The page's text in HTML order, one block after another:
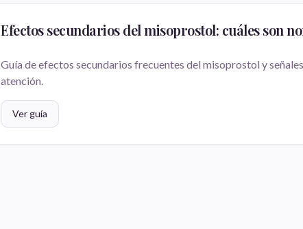
Efectos secundarios del misoprostol: cuáles son
Guía de efectos secundarios frecuentes del misoprostol y
atención.
Ver guía